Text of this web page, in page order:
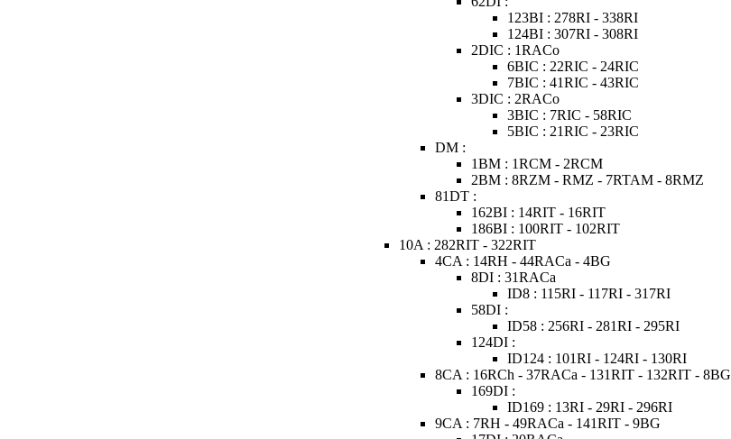
123BI : 278RI - 338RI
124BI : 307RI - 308RI
2DIC : 1RACo
6BIC : 22RIC - 24RIC
7BIC : 41RIC - 43RIC
3DIC : 2RACo
3BIC : 7RIC - 58RIC
5BIC : 21RIC - 23RIC
DM :
1BM : 1RCM - 2RCM
2BM : 8RZM - RMZ - 7RTAM - 8RMZ
81DT :
162BI : 14RIT - 16RIT
186BI : 100RIT - 102RIT
10A : 282RIT - 322RIT
4CA : 14RH - 44RACa - 4BG
8DI : 31RACa
ID8 : 115RI - 117RI - 317RI
58DI :
ID58 : 256RI - 281RI - 295RI
124DI :
ID124 : 101RI - 124RI - 130RI
8CA : 16RCh - 37RACa - 131RIT - 132RIT - 8BG
169DI :
ID169 : 13RI - 29RI - 296RI
9CA : 7RH - 49RACa - 141RIT - 9BG